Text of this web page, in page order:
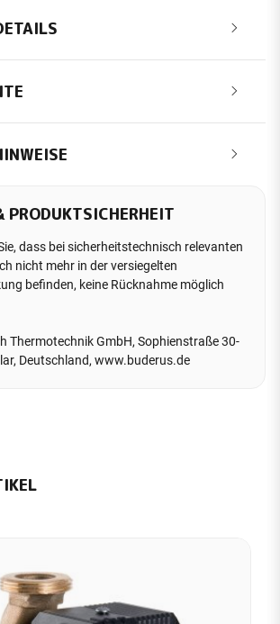
PRODUKTSICHERHEIT
dass bei sicherheitstechnisch relevanten
nicht mehr in der versiegelten
befinden, keine Rücknahme möglich
Thermotechnik GmbH, Sophienstraße 30-
Deutschland, www.buderus.de